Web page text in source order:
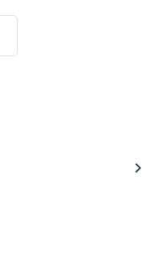
navigate_next